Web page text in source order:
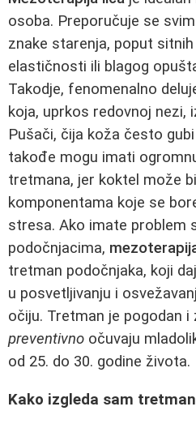
osoba. Preporučuje se
znake starenja, poput
elastičnosti ili blagog
Takodje, fenomenalno
koja, uprkos redovnoj nezi,
Pušači, čija koža često
takođe mogu imati
tretmana, jer koktel može
komponentama koje se
stresa. Ako imate problem
podočnjacima,
tretman podočnjaka, koji
u posvetljivanju i
očiju. Tretman je pogodan i
preventivno očuvaju
od 25. do 30. godine života.
Kako izgleda sam